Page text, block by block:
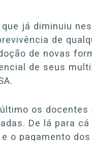
já diminuiu
de
de novas
de seus
os docentes
De lá para
o pagamento